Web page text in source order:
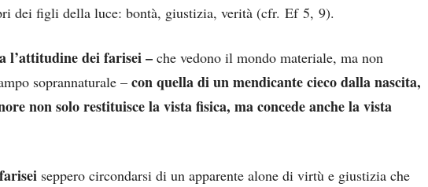
dei figli della luce: bontà, giustizia, verità (cfr. Ef 5, 9).
l’attitudine dei farisei – che vedono il mondo materiale, ma non
soprannaturale – con quella di un mendicante cieco dalla nascita,
non solo restituisce la vista fisica, ma concede anche la vista
seppero circondarsi di un apparente alone di virtù e giustizia che